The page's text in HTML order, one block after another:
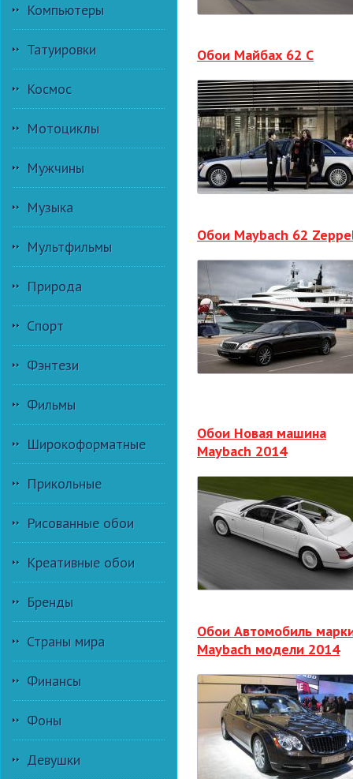
Компьютеры
Татуировки
Космос
Мотоциклы
Мужчины
Музыка
Мультфильмы
Природа
Спорт
Фэнтези
Фильмы
Широкоформатные
Прикольные
Рисованные обои
Креативные обои
Бренды
Страны мира
Финансы
Фоны
Девушки
Обои Майбах 62 С
Обои Maybach 62
Обои Новая машина
Maybach 2014
Обои Автомобиль
Maybach модели 2014